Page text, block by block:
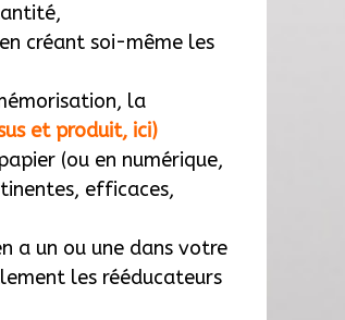
créant soi-même les
la
et produit, ici)
(ou en numérique,
efficaces,
a un ou une dans votre
les rééducateurs